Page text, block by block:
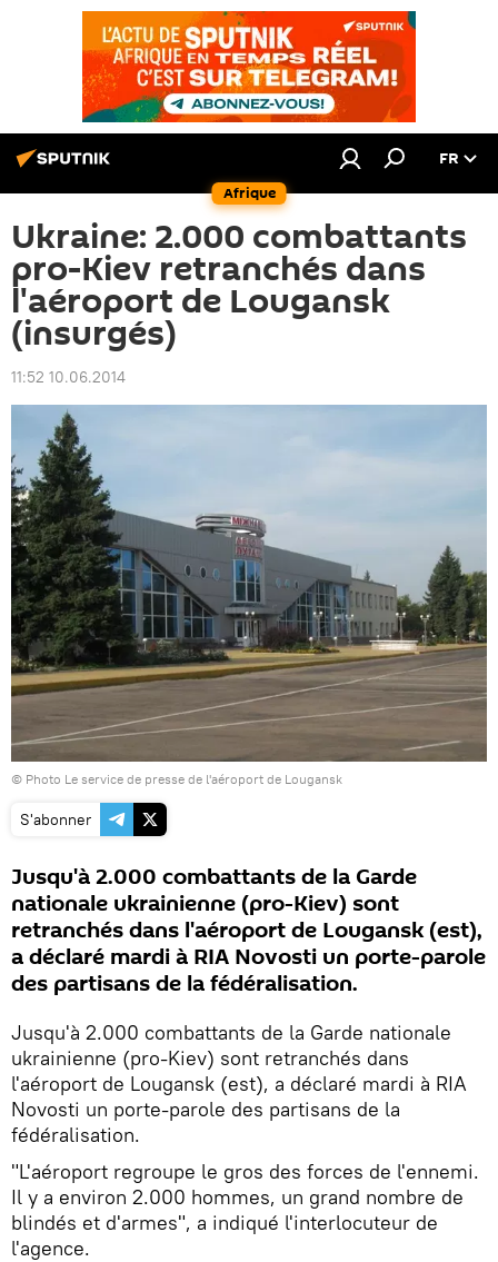
Afrique
FR
Ukraine: 2.000 combattants
pro-Kiev retranchés dans
l'aéroport de Lougansk
(insurgés)
11:52 10.06.2014
© Photo Le service de presse de l'aéroport de Lougansk
S'abonner
Jusqu'à 2.000 combattants de la Garde
nationale ukrainienne (pro-Kiev) sont
retranchés dans l'aéroport de Lougansk (est),
a déclaré mardi à RIA Novosti un porte-parole
des partisans de la fédéralisation.
Jusqu'à 2.000 combattants de la Garde nationale
ukrainienne (pro-Kiev) sont retranchés dans
l'aéroport de Lougansk (est), a déclaré mardi à RIA
Novosti un porte-parole des partisans de la
fédéralisation.
"L'aéroport regroupe le gros des forces de l'ennemi.
Il y a environ 2.000 hommes, un grand nombre de
blindés et d'armes", a indiqué l'interlocuteur de
l'agence.